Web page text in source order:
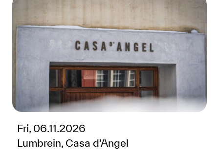
Fri, 06.11.2026
Lumbrein, Casa d'Angel